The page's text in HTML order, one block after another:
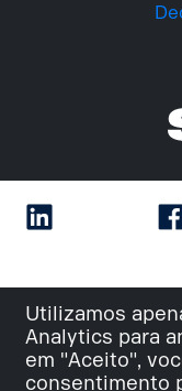
Utilizamos
Analytics para
em "Aceito",
consentimento